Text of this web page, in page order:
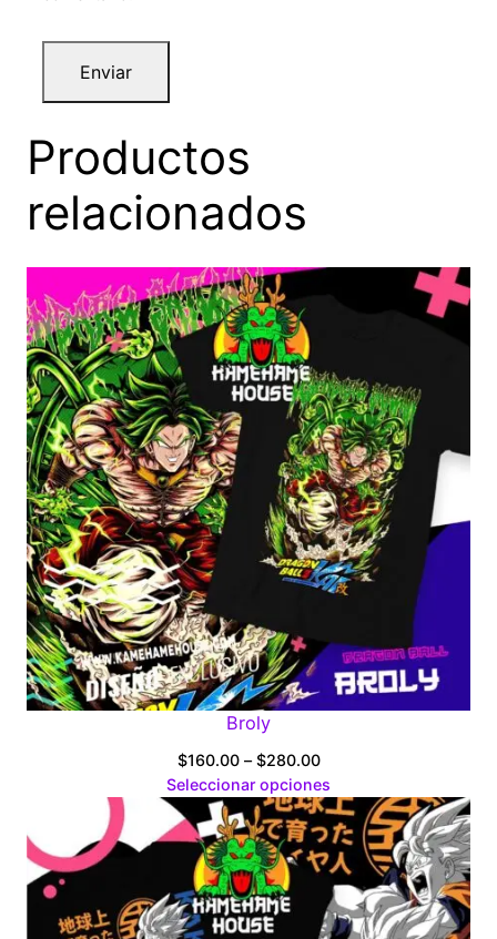
Productos
relacionados
Broly
$160.00 – $280.00Price
range:
$160.00
through
$280.00
Seleccionar opciones